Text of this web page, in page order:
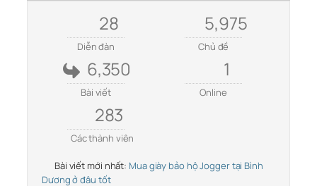
28
Diễn đàn
5,975
Chủ đề
6,350
Bài viết
1
Online
283
Các thành viên
Bài viết mới nhất: Mua giày bảo hộ Jogger tại Bình
Dương ở đâu tốt